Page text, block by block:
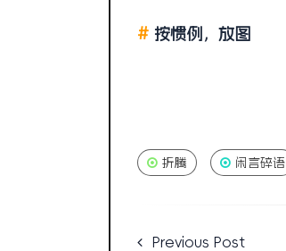
# 按惯例，放图
折腾 闲言碎语
Previous Post